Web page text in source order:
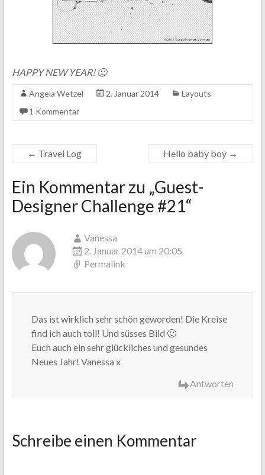
HAPPY NEW YEAR! 🙂
Angela Wetzel 2. Januar 2014
Layouts
1 Kommentar
← Travel Log Hello baby boy →
Ein Kommentar zu „Guest-
Designer Challenge #21“
Vanessa
2. Januar 2014 um 20:05
Permalink
Das ist wirklich sehr schön geworden! Die Kreise
find ich auch toll! Und süsses Bild 🙂
Euch auch ein sehr glückliches und gesundes
Neues Jahr! Vanessa x
Antworten
Schreibe einen Kommentar